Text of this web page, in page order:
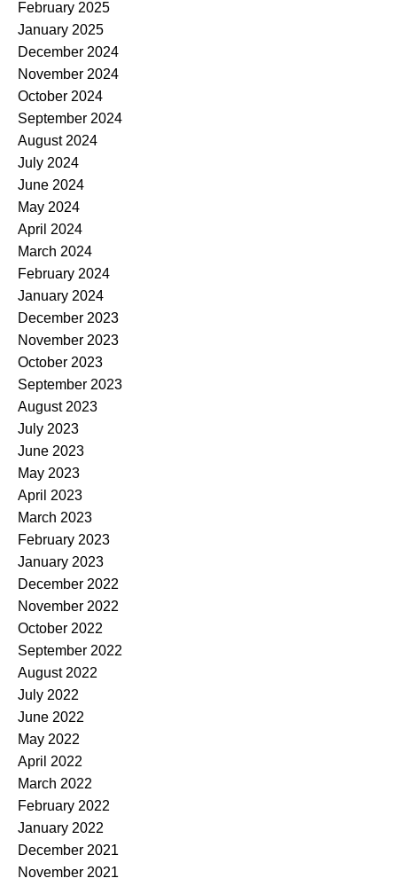
February 2025
January 2025
December 2024
November 2024
October 2024
September 2024
August 2024
July 2024
June 2024
May 2024
April 2024
March 2024
February 2024
January 2024
December 2023
November 2023
October 2023
September 2023
August 2023
July 2023
June 2023
May 2023
April 2023
March 2023
February 2023
January 2023
December 2022
November 2022
October 2022
September 2022
August 2022
July 2022
June 2022
May 2022
April 2022
March 2022
February 2022
January 2022
December 2021
November 2021